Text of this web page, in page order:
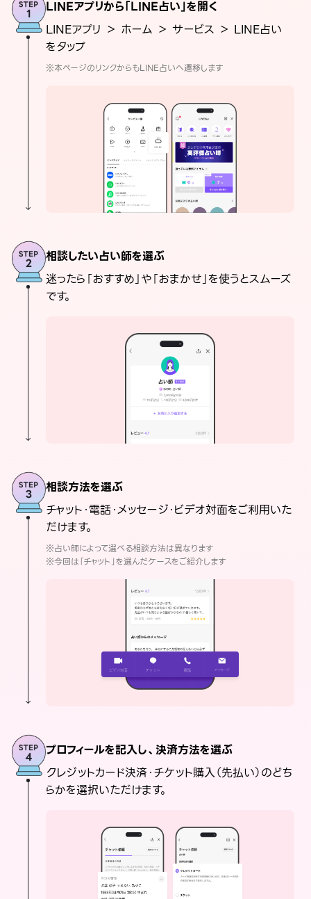
LINEアプリから「LINE占い」を開く
LINEアプリ ＞ ホーム ＞ サービス ＞ LINE占い
をタップ
※本ページのリンクからもLINE占いへ遷移します
相談したい占い師を選ぶ
迷ったら「おすすめ」や「おまかせ」を使うとスムーズ
です。
相談方法を選ぶ
チャット・電話・メッセージ・ビデオ対面をご利用いた
だけます。
※占い師によって選べる相談方法は異なります
※今回は「チャット」を選んだケースをご紹介します
プロフィールを記入し、決済方法を選ぶ
クレジットカード決済・チケット購入（先払い）のどち
らかを選択いただけます。